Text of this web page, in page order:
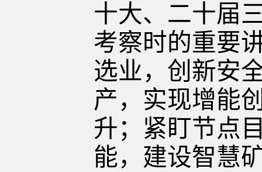
十大、二十届
考察时的重要
选业，创新安
产，实现增能
升；紧盯节点
能，建设智慧